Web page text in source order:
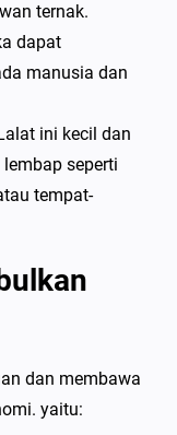
ternak.
dapat
manusia dan
ini kecil dan
seperti
tempat-
dan membawa
yaitu: